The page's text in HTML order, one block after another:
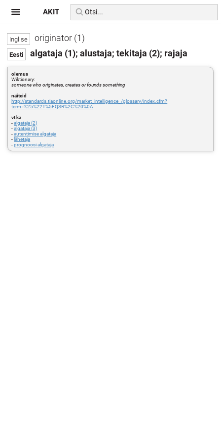
originator (1)
algataja (1); alustaja; tekitaja (2); rajaja
olemus
Wiktionary:
someone who originates, creates or founds something
näiteid
http://standards.tiaonline.org/market_intelligence_/glossary/index.cfm?
term=%25%22T%5FQSR%2C%20%0A
vt ka
-algataja (2)
-algataja (3)
-autentimise algataja
- lähetaja
-prognoosi algataja
AKIT